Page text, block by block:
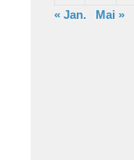
« Jan.
Mai »